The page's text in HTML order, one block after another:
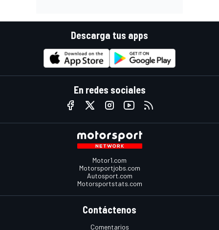
Descarga tus apps
En redes sociales
Motor1.com
Motorsportjobs.com
Autosport.com
Motorsportstats.com
Contáctenos
Comentarios